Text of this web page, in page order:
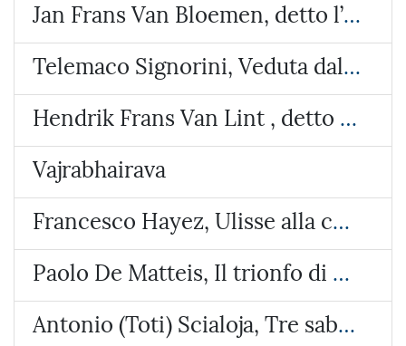
Jan Frans Van Bloemen, detto l’Orizzonte, Veduta del castello di Lunghezza
Telemaco Signorini, Veduta dalla costa di Riomaggiore
Hendrik Frans Van Lint , detto lo Studio, Veduta con due paesi e un tempietto circolare
Vajrabhairava
Francesco Hayez, Ulisse alla corte di Alcinoo re dei Feaci
Paolo De Matteis, Il trionfo di Galatea
Antonio (Toti) Scialoja, Tre sabbie